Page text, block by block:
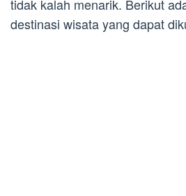
tidak kalah menarik. Berikut
destinasi wisata yang dapat